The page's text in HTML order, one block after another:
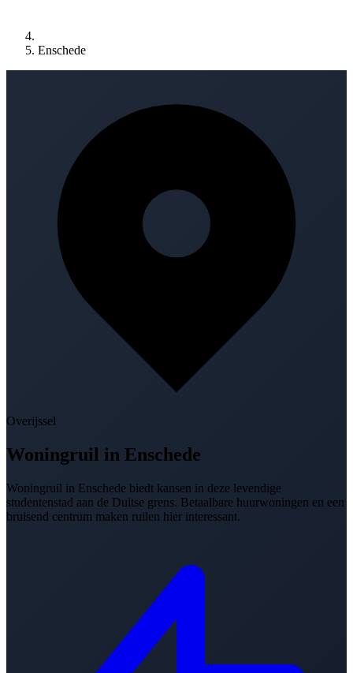
Enschede
Overijssel
Woningruil in Enschede
Woningruil in Enschede biedt kansen in deze levendige
studentenstad aan de Duitse grens. Betaalbare huurwoningen en een
bruisend centrum maken ruilen hier interessant.